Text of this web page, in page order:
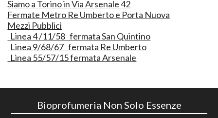
Siamo a Torino in Via Arsenale 42
Fermate Metro Re Umberto e Porta Nuova
Mezzi Pubblici
Linea 4 /11/58 fermata San Quintino
Linea 9/68/67 fermata Re Umberto
Linea 55/57/15 fermata Arsenale
Bioprofumeria Non Solo Essenze